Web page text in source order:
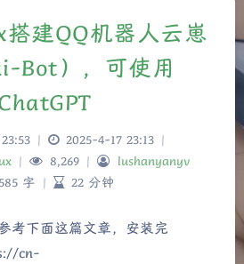
建QQ机器人云崽
Bot），可使用
| 2025-4-17 23:13 |
| 8,269 |
lushanyanyv
字 | 22 分钟
考下面这篇文章，安装完
cn-